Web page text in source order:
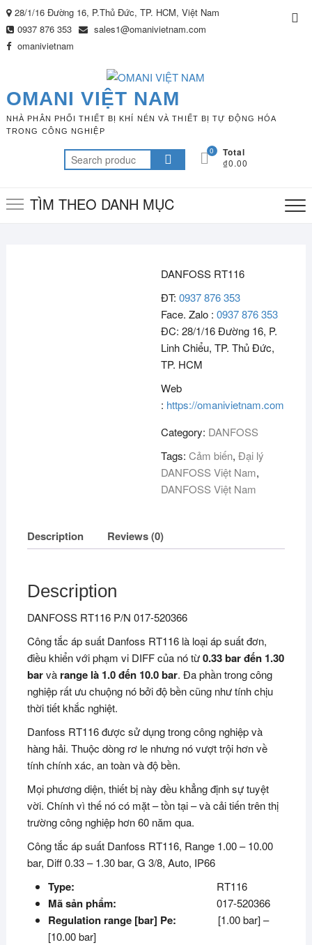
Skip
to
content
28/1/16 Đường 16, P.Thủ Đức, TP. HCM, Việt Nam
0937 876 353
sales1@omanivietnam.com
omanivietnam
OMANI VIỆT NAM
NHÀ PHÂN PHỐI THIẾT BỊ KHÍ NÉN VÀ THIẾT BỊ TỰ ĐỘNG HÓA
TRONG CÔNG NGHIỆP
Search
for:
0 Total
₫0.00
TÌM THEO DANH MỤC
DANFOSS RT116
ĐT:0937 876 353
Face. Zalo :0937 876 353
ĐC: 28/1/16 Đường 16, P.
Linh Chiểu, TP. Thủ Đức,
TP. HCM
Web
: https://omanivietnam.com
Category: DANFOSS
Tags:Cảm biến,Đại lý
DANFOSS Việt Nam,
DANFOSS Việt Nam
Description Reviews (0)
Description
DANFOSS RT116 P/N 017-520366
Công tắc áp suất Danfoss RT116 là loại áp suất đơn,
điều khiển với phạm vi DIFF của nó từ0.33 bar đến 1.30
barvàrange là 1.0 đến 10.0 bar. Đa phần trong công
nghiệp rất ưu chuộng nó bởi độ bền cũng như tính chịu
thời tiết khắc nghiệt.
Danfoss RT116 được sử dụng trong công nghiệp và
hàng hải. Thuộc dòng rơ le nhưng nó vượt trội hơn về
tính chính xác, an toàn và độ bền.
Mọi phương diện, thiết bị này đều khẳng định sự tuyệt
vời. Chính vì thế nó có mặt – tồn tại – và cải tiến trên thị
trường công nghiệp hơn 60 năm qua.
Công tắc áp suất Danfoss RT116, Range 1.00 – 10.00
bar, Diff 0.33 – 1.30 bar, G 3/8, Auto, IP66
Type: RT116
Mã sản phẩm: 017-520366
Regulation range [bar] Pe: [1.00 bar] –
[10.00 bar]